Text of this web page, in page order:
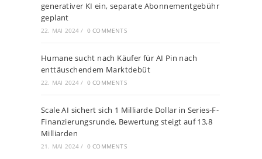
generativer KI ein, separate Abonnementgebühr
geplant
22. MAI 2024 / 0 COMMENTS
Humane sucht nach Käufer für AI Pin nach
enttäuschendem Marktdebüt
22. MAI 2024 / 0 COMMENTS
Scale AI sichert sich 1 Milliarde Dollar in Series-F-
Finanzierungsrunde, Bewertung steigt auf 13,8
Milliarden
21. MAI 2024 / 0 COMMENTS